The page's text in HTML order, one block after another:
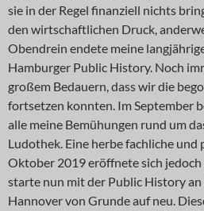
sie in der Regel finanziell nichts
den wirtschaftlichen Druck,
Obendrein endete meine
Hamburger Public History. Noch
großem Bedauern, dass wir die
fortsetzen konnten. Im September
alle meine Bemühungen rund um
Ludothek. Eine herbe fachliche und
Oktober 2019 eröffnete sich jedoch
starte nun mit der Public History
Hannover von Grunde auf neu.